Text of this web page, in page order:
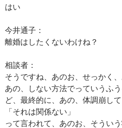
はい
今井通子：
離婚はしたくないわけね？
相談者：
そうですね、あのお、せっかく
あの、しない方法でっていうふ
ど、最終的に、あの、体調崩して
「それは関係ない」
って言われて、あのお、そうい